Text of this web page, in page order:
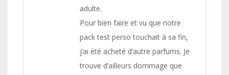
adulte.
Pour bien faire et vu que notre
pack test perso touchait à sa fin,
j’ai été acheté d’autre parfums. Je
trouve d’ailleurs dommage que